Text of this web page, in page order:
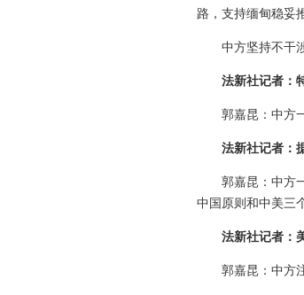
路，支持缅甸稳妥
中方坚持不干
法新社记者：
郭嘉昆：中方
法新社记者：
郭嘉昆：中方
中国原则和中美三
法新社记者：
郭嘉昆：中方